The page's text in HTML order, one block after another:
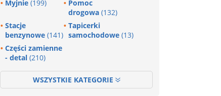
Myjnie (199)
Pomoc
drogowa (132)
Stacje
benzynowe (141)
Tapicerki
samochodowe (13)
Części zamienne
- detal (210)
WSZYSTKIE KATEGORIE